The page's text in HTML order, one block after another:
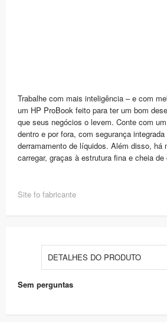
Trabalhe com mais inteligência – e com
um HP ProBook feito para ter um bom
que seus negócios o levem. Conte com
dentro e por fora, com segurança
derramamento de líquidos. Além disso, há
carregar, graças à estrutura fina e cheia de
Site fo fabricante
DETALHES DO PRODUTO
Sem perguntas